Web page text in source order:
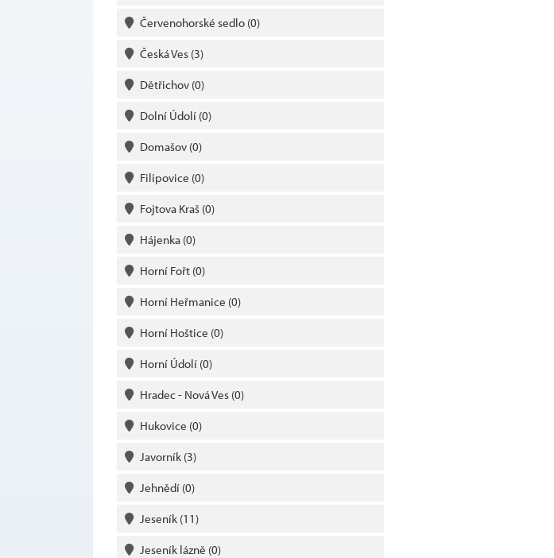
Červenohorské sedlo (0)
Česká Ves (3)
Dětřichov (0)
Dolní Údolí (0)
Domašov (0)
Filipovice (0)
Fojtova Kraš (0)
Hájenka (0)
Horní Fořt (0)
Horní Heřmanice (0)
Horní Hoštice (0)
Horní Údolí (0)
Hradec - Nová Ves (0)
Hukovice (0)
Javorník (3)
Jehnědí (0)
Jeseník (11)
Jeseník lázně (0)